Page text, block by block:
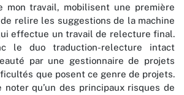
mon travail, mobilisent une première
relire les suggestions de la machine
effectue un travail de relecture final.
le duo traduction-relecture intact
par une gestionnaire de projets
que posent ce genre de projets.
qu’un des principaux risques de